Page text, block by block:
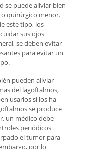
se puede aliviar bien
quirúrgico menor.
este tipo, los
sus ojos
se deben evitar
para evitar un
pueden aliviar
del lagoftalmos,
usarlos si los ha
se produce
un médico debe
periódicos
el tumor para
por lo